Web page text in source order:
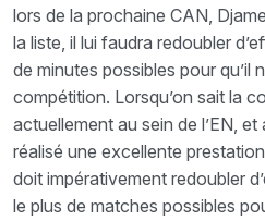
lors de la prochaine CAN,
la liste, il lui faudra redoubler
de minutes possibles pour qu’il
compétition. Lorsqu’on sait la
actuellement au sein de l’EN,
réalisé une excellente
doit impérativement redoubler
le plus de matches possibles